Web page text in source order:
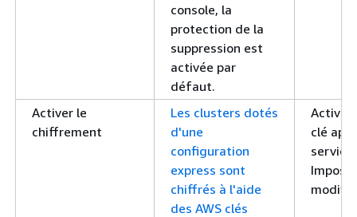
console, la
protection de la
suppression est
activée par
défaut.
Activer le
chiffrement
Les clusters dotés
d'une
configuration
express sont
chiffrés à l'aide
des AWS clés
Activé
clé
service